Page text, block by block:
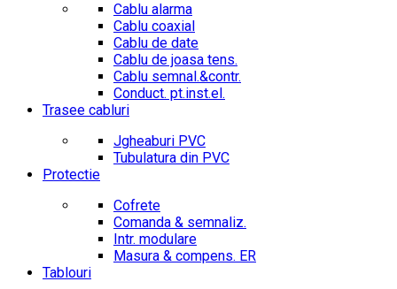
Cablu alarma
Cablu coaxial
Cablu de date
Cablu de joasa tens.
Cablu semnal.&contr.
Conduct. pt.inst.el.
Trasee cabluri
Jgheaburi PVC
Tubulatura din PVC
Protectie
Cofrete
Comanda & semnaliz.
Intr. modulare
Masura & compens. ER
Tablouri